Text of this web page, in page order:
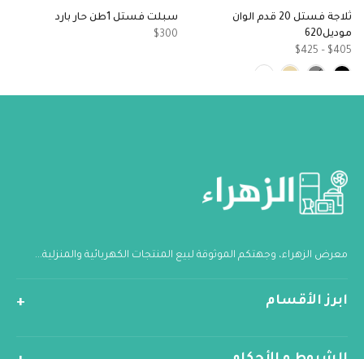
ثلاجة فستل 20 قدم الوان
موديل620
$405 – $425
سبلت فستل 1طن حار بارد
$300
معرض الزهراء، وجهتكم الموثوقة لبيع المنتجات الكهربائية والمنزلية...
ابرز الأقسام